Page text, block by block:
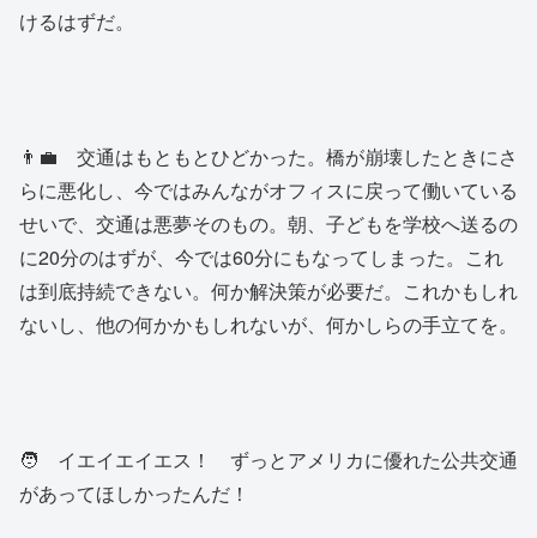
けるはずだ。
👨‍💼 交通はもともとひどかった。橋が崩壊したときにさ
らに悪化し、今ではみんながオフィスに戻って働いている
せいで、交通は悪夢そのもの。朝、子どもを学校へ送るの
に20分のはずが、今では60分にもなってしまった。これ
は到底持続できない。何か解決策が必要だ。これかもしれ
ないし、他の何かかもしれないが、何かしらの手立てを。
🧑 イエイエイエス！ ずっとアメリカに優れた公共交通
があってほしかったんだ！